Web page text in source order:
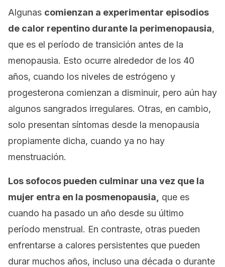
Algunas comienzan a experimentar episodios
de calor repentino durante la perimenopausia,
que es el período de transición antes de la
menopausia. Esto ocurre alrededor de los 40
años, cuando los niveles de estrógeno y
progesterona comienzan a disminuir, pero aún hay
algunos sangrados irregulares. Otras, en cambio,
solo presentan síntomas desde la menopausia
propiamente dicha, cuando ya no hay
menstruación.
Los sofocos pueden culminar una vez que la
mujer entra en la posmenopausia,
que es
cuando ha pasado un año desde su último
período menstrual. En contraste, otras pueden
enfrentarse a calores persistentes que pueden
durar muchos años, incluso una década o durante